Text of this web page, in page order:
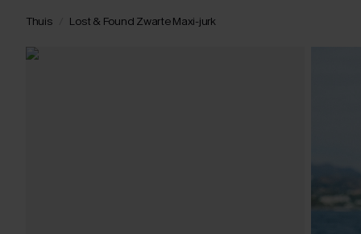
Thuis Lost & Found Zwarte Maxi-jurk